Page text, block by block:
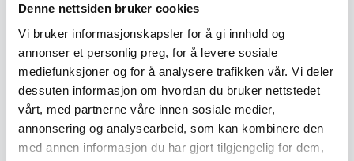
Denne nettsiden bruker cookies
Vi bruker informasjonskapsler for å gi innhold og
annonser et personlig preg, for å levere sosiale
mediefunksjoner og for å analysere trafikken vår. Vi deler
dessuten informasjon om hvordan du bruker nettstedet
vårt, med partnerne våre innen sosiale medier,
annonsering og analysearbeid, som kan kombinere den
med annen informasjon du har gjort tilgjengelig for dem,
samlerobjekter og kan være en god investering. Jo høyere
kvalitet og finere knytting et teppe har, desto mer
verdifullt blir det over tid. Opprinnelse, materialvalg og
knutetetthet spiller en stor rolle i vurderingen av et teppes
verdi, og godt vedlikeholdte håndknyttede tepper kan gå i
arv i generasjoner.